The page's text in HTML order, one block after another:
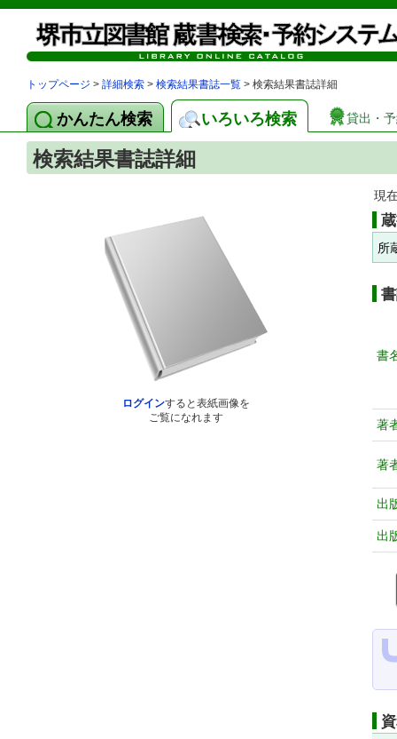
トップページ > 詳細検索 > 検索結果書誌一覧 > 検索結果書誌詳細
かんたん検索 いろいろ検索 貸出・
検索結果書誌詳細
ログインすると表紙画像を
ご覧になれます
現
所
書
著
著
出
出